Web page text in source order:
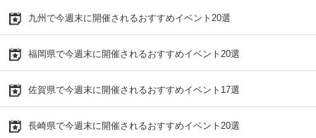
九州で今週末に開催されるおすすめイベント20選
福岡県で今週末に開催されるおすすめイベント20選
佐賀県で今週末に開催されるおすすめイベント17選
長崎県で今週末に開催されるおすすめイベント20選